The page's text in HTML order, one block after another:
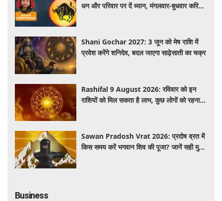
धन और परिवार पर दें ध्यान, मंगलवार-बुधवार करियर
Shani Gochar 2027: 3 जून को मेष राशि में
प्रवेश करेंगे शनिदेव, बदल जाएगा साढ़ेसाती का चक्र
Rashifal 9 August 2026: रविवार को इन
राशियों को मिल सकता है लाभ, कुछ लोगों को रहना
Sawan Pradosh Vrat 2026: प्रदोष व्रत में
किस समय करें भगवान शिव की पूजा? जानें सही मुहूर्त
Business